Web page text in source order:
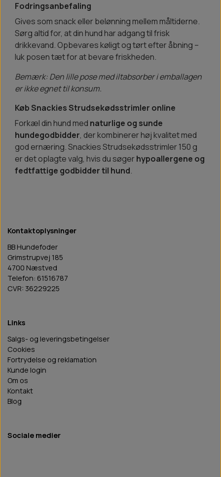
Fodringsanbefaling
Gives som snack eller belønning mellem måltiderne.
Sørg altid for, at din hund har adgang til frisk
drikkevand. Opbevares køligt og tørt efter åbning –
luk posen tæt for at bevare friskheden.
Bemærk: Den lille pose med iltabsorber i emballagen
er ikke egnet til konsum.
Køb Snackies Strudsekødsstrimler online
Forkæl din hund med naturlige og sunde
hundegodbidder, der kombinerer høj kvalitet med
god ernæring. Snackies Strudsekødsstrimler 150 g
er det oplagte valg, hvis du søgerhypoallergene og
fedtfattige godbidder til hund.
Kontaktoplysninger
BB Hundefoder
Grimstrupvej 185
4700 Næstved
Telefon: 61516787
CVR: 36229225
Links
Salgs- og leveringsbetingelser
Cookies
Fortrydelse og reklamation
Kunde login
Om os
Kontakt
Blog
Sociale medier